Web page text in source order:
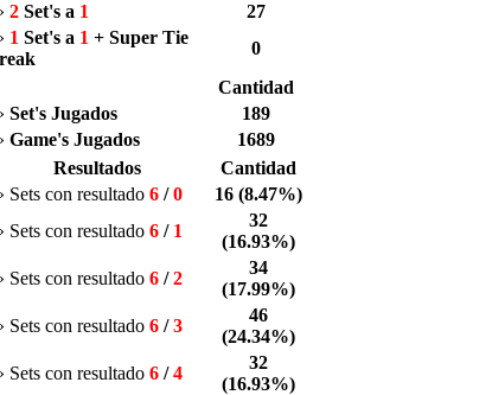
2 Set's a 1
27
1 Set's a 1 + Super Tie
0
Cantidad
Set's Jugados
189
Game's Jugados
1689
Resultados
Cantidad
Sets con resultado 6 /0
16 (8.47%)
Sets con resultado 6 / 1
32
(16.93%)
Sets con resultado 6 /2
34
(17.99%)
Sets con resultado 6 /3
46
(24.34%)
Sets con resultado 6 /4
32
(16.93%)